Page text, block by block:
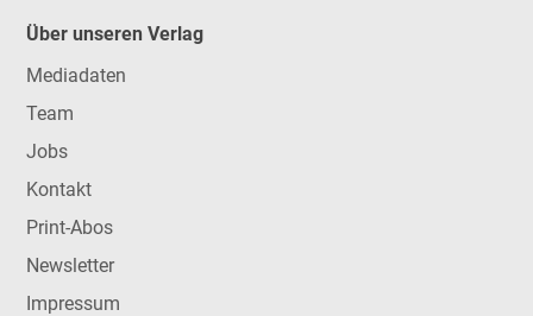
Über unseren Verlag
Mediadaten
Team
Jobs
Kontakt
Print-Abos
Newsletter
Impressum